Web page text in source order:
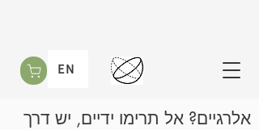
EN
אלרגיים? אל תרימו ידיים, יש דרך